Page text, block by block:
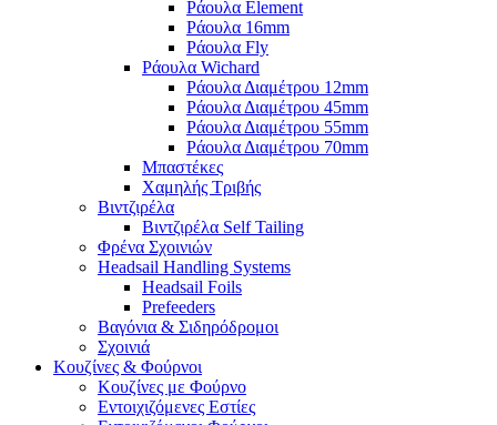
Ράουλα Element
Ράουλα 16mm
Ράουλα Fly
Ράουλα Wichard
Ράουλα Διαμέτρου 12mm
Ράουλα Διαμέτρου 45mm
Ράουλα Διαμέτρου 55mm
Ράουλα Διαμέτρου 70mm
Μπαστέκες
Χαμηλής Τριβής
Βιντζιρέλα
Βιντζιρέλα Self Tailing
Φρένα Σχοινιών
Headsail Handling Systems
Headsail Foils
Prefeeders
Βαγόνια & Σιδηρόδρομοι
Σχοινιά
Κουζίνες & Φούρνοι
Κουζίνες με Φούρνο
Εντοιχιζόμενες Εστίες